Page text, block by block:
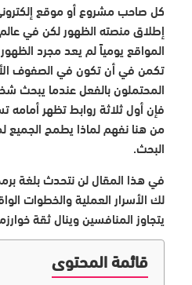
كل صاحب مشروع أو موقع
إطلاق منصته الظهور لكن في
المواقع يومياً لم يعد مجرد
تكمن في أن تكون في الصفوف
المحتملون بالفعل عندما يبحث
فإن أول ثلاثة روابط تظهر أمامه
من هنا نفهم لماذا يطمح الجميع
البحث.
في هذا المقال لن نتحدث بلغة
لك الأسرار العملية والخطوات
يتجاوز المنافسين وينال ثقة
قائمة المحتوى